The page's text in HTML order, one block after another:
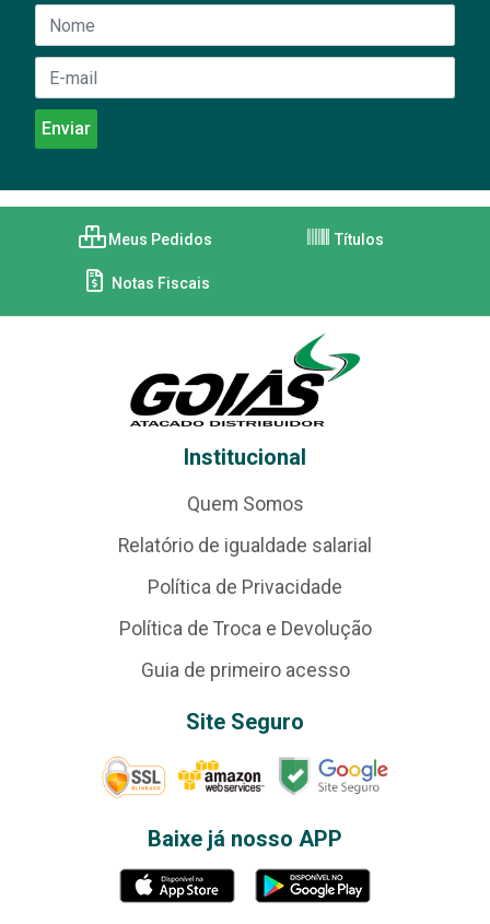
Meus Pedidos Títulos
Notas Fiscais
Institucional
Quem Somos
Relatório de igualdade salarial
Política de Privacidade
Política de Troca e Devolução
Guia de primeiro acesso
Site Seguro
Baixe já nosso APP